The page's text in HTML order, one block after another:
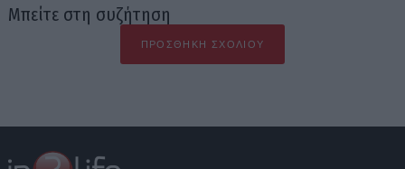
Μπείτε στη συζήτηση
ΠΡΟΣΘΉΚΗ ΣΧΟΛΊΟΥ